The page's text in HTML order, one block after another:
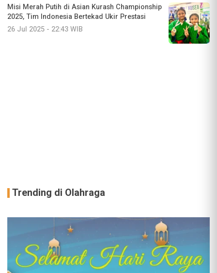
Misi Merah Putih di Asian Kurash Championship
2025, Tim Indonesia Bertekad Ukir Prestasi
26 Jul 2025 - 22:43 WIB
Trending di Olahraga